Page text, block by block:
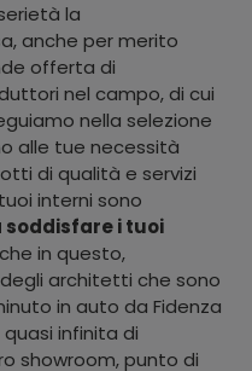
la
anche per merito
offerta di
nel campo, di cui
nella selezione
alle tue necessità
di qualità e servizi
interni sono
i tuoi
in questo,
architetti che sono
in auto da Fidenza
infinita di
showroom, punto di